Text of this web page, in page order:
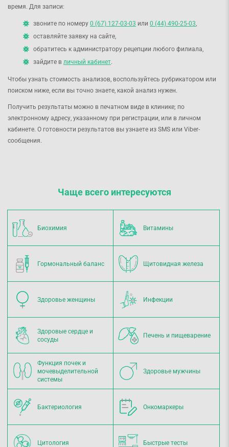
время. Для записи:
звоните по номеру 0 (67) 127-03-03 или 0 (44) 490-25-03,
оставляйте заявку на сайте,
обратитесь к администратору рецепции любого филиала,
зайдите в личный кабинет.
Чтобы узнать стоимость анализов, воспользуйтесь рубрикатором или
поиском ниже, если вы точно знаете, какой анализ нужен.
Получить результаты можно в печатном виде в клинике; по
электронному адресу, указанному при регистрации, или в личном
кабинете. О готовности результатов вы узнаете из SMS или Viber-
сообщения.
Чаще всего интересуются
Биохимия Витамины
Гормональный баланс Щитовидная железа
Здоровье женщины Инфекции
Здоровые сердце и
сосуды
Печень и пищеварение
Функция почек и
мочевыделительной
системы
Здоровье мужчины
Бактериология Онкомаркеры
Цитология Быстрые тесты